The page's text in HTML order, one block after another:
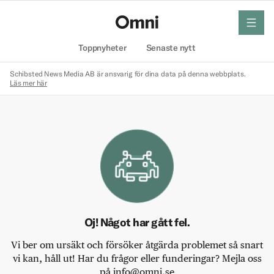
Toppnyheter Senaste nytt
meny
Schibsted News Media AB är ansvarig för dina data på denna webbplats.
Läs mer här
Oj! Något har gått fel.
Vi ber om ursäkt och försöker åtgärda problemet så snart
vi kan, håll ut! Har du frågor eller funderingar? Mejla oss